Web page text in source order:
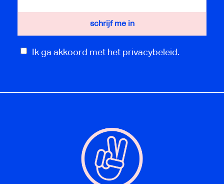
Ik ga akkoord met het privacybeleid.